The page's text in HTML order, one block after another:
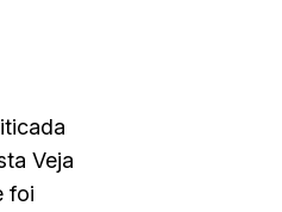
Veja
foi